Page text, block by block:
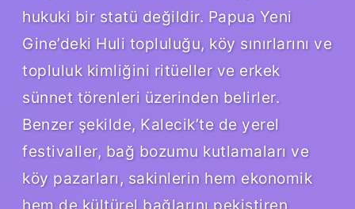
hukuki bir statü değildir. Papua Yeni
Gine’deki Huli topluluğu, köy sınırlarını ve
topluluk kimliğini ritüeller ve erkek
sünnet törenleri üzerinden belirler.
Benzer şekilde, Kalecik’te de yerel
festivaller, bağ bozumu kutlamaları ve
köy pazarları, sakinlerin hem ekonomik
hem de kültürel bağlarını pekiştiren